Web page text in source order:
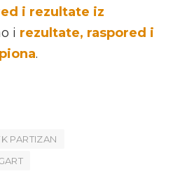
i rezultate iz
i rezultate, raspored i
.
PARTIZAN